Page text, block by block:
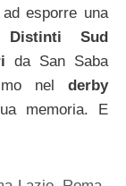
esporre una
Distinti Sud
da San Saba
nel derby
memoria. E